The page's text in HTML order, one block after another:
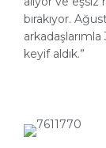
bırakıyor.
keyif aldık.”